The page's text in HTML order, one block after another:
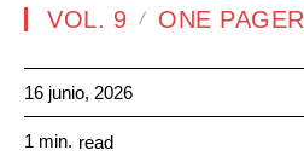
VOL. 9 ONE PAGER
16 junio, 2026
1 min. read